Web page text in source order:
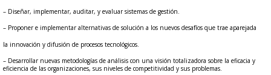
– Diseñar, implementar, auditar, y evaluar sistemas de gestión.
– Proponer e implementar alternativas de solución a los nuevos desafíos que trae aparejada
la innovación y difusión de procesos tecnológicos.
– Desarrollar nuevas metodologías de análisis con una visión totalizadora sobre la eficacia y
eficiencia de las organizaciones, sus niveles de competitividad y sus problemas.